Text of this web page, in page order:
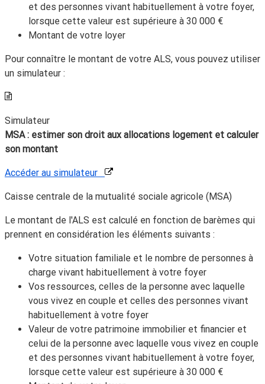
et des personnes vivant habituellement à votre foyer,
lorsque cette valeur est supérieure à 30 000 €
Montant de votre loyer
Pour connaître le montant de votre ALS, vous pouvez utiliser
un simulateur :
Simulateur
MSA : estimer son droit aux allocations logement et calculer
son montant
Accéder au simulateur
Caisse centrale de la mutualité sociale agricole (MSA)
Le montant de l'ALS est calculé en fonction de barèmes qui
prennent en considération les éléments suivants :
Votre situation familiale et le nombre de personnes à
charge vivant habituellement à votre foyer
Vos ressources, celles de la personne avec laquelle
vous vivez en couple et celles des personnes vivant
habituellement à votre foyer
Valeur de votre patrimoine immobilier et financier et
celui de la personne avec laquelle vous vivez en couple
et des personnes vivant habituellement à votre foyer,
lorsque cette valeur est supérieure à 30 000 €